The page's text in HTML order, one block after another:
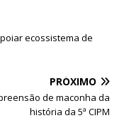
ecossistema de
PRÓXIMO
de maconha da
história da 5ª CIPM